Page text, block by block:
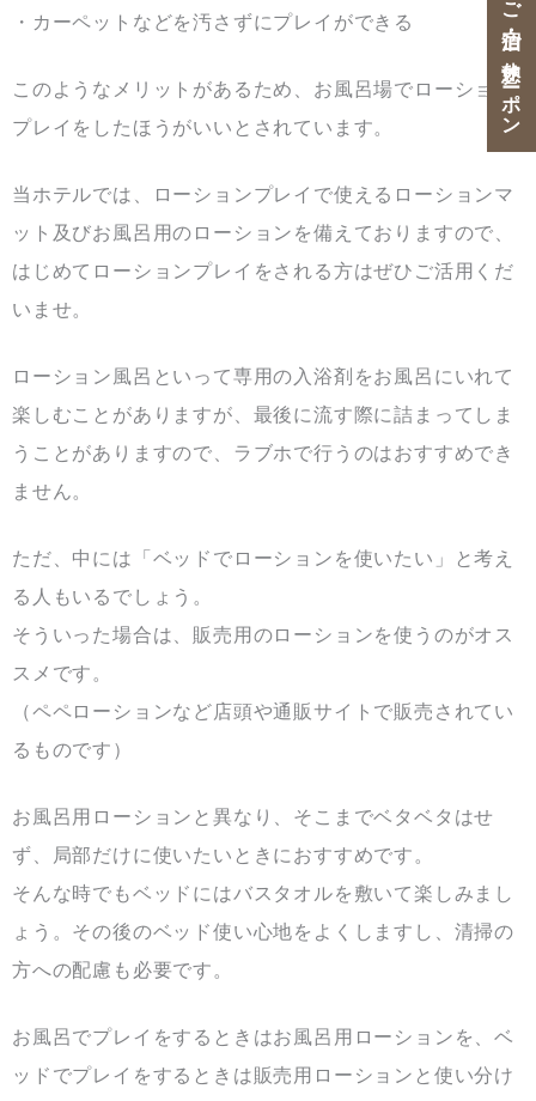
・カーペットなどを汚さずにプレイができる
このようなメリットがあるため、お風呂場でローション
プレイをしたほうがいいとされています。
当ホテルでは、ローションプレイで使えるローションマ
ット及びお風呂用のローションを備えておりますので、
はじめてローションプレイをされる方はぜひご活用くだ
いませ。
ローション風呂といって専用の入浴剤をお風呂にいれて
楽しむことがありますが、最後に流す際に詰まってしま
うことがありますので、ラブホで行うのはおすすめでき
ません。
ただ、中には「ベッドでローションを使いたい」と考え
る人もいるでしょう。
そういった場合は、販売用のローションを使うのがオス
スメです。
（ペペローションなど店頭や通販サイトで販売されてい
るものです）
お風呂用ローションと異なり、そこまでベタベタはせ
ず、局部だけに使いたいときにおすすめです。
そんな時でもベッドにはバスタオルを敷いて楽しみまし
ょう。その後のベッド使い心地をよくしますし、清掃の
方への配慮も必要です。
お風呂でプレイをするときはお風呂用ローションを、ベ
ッドでプレイをするときは販売用ローションと使い分け
ご宿泊・ご休憩クーポン